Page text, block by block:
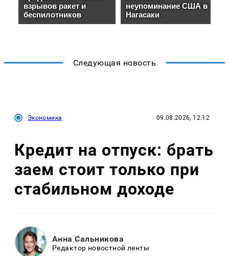
Следующая новость
Экономика 09.08.2026, 12:12
Кредит на отпуск: брать
заем стоит только при
стабильном доходе
Анна Сальникова
Редактор новостной ленты